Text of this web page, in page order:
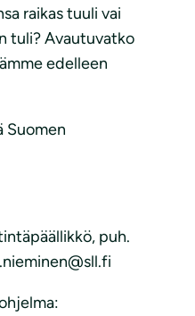
raikas tuuli vai
tuli? Avautuvatko
edelleen
Suomen
puh.